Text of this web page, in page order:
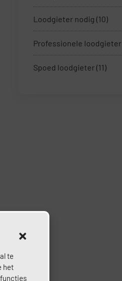
te
het
Loodgieter nodig (10)
Professionele loodgieter
Spoed loodgieter(11)